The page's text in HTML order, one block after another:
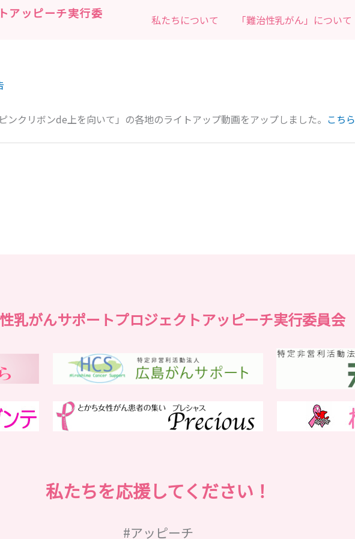
アッピーチ実行委
私たちについて 「難治性乳がん」について
ンクリボンde上を向いて」の各地のライトアップ動画をアップしました。 こちら
乳がんサポートプロジェクトアッピーチ実行委員会
私たちを応援してください！
#アッピーチ